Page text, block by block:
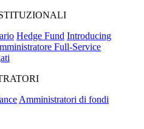
Hedge Fund Introducing
Full-Service
Amministratori di fondi